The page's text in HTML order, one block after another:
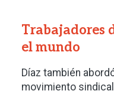
Trabajadores
el mundo
Díaz también
movimiento